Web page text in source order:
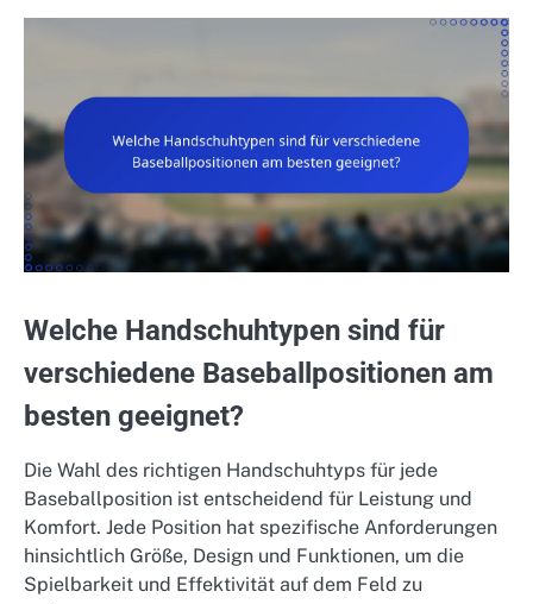
Welche Handschuhtypen sind für
verschiedene Baseballpositionen am
besten geeignet?
Die Wahl des richtigen Handschuhtyps für jede
Baseballposition ist entscheidend für Leistung und
Komfort. Jede Position hat spezifische Anforderungen
hinsichtlich Größe, Design und Funktionen, um die
Spielbarkeit und Effektivität auf dem Feld zu